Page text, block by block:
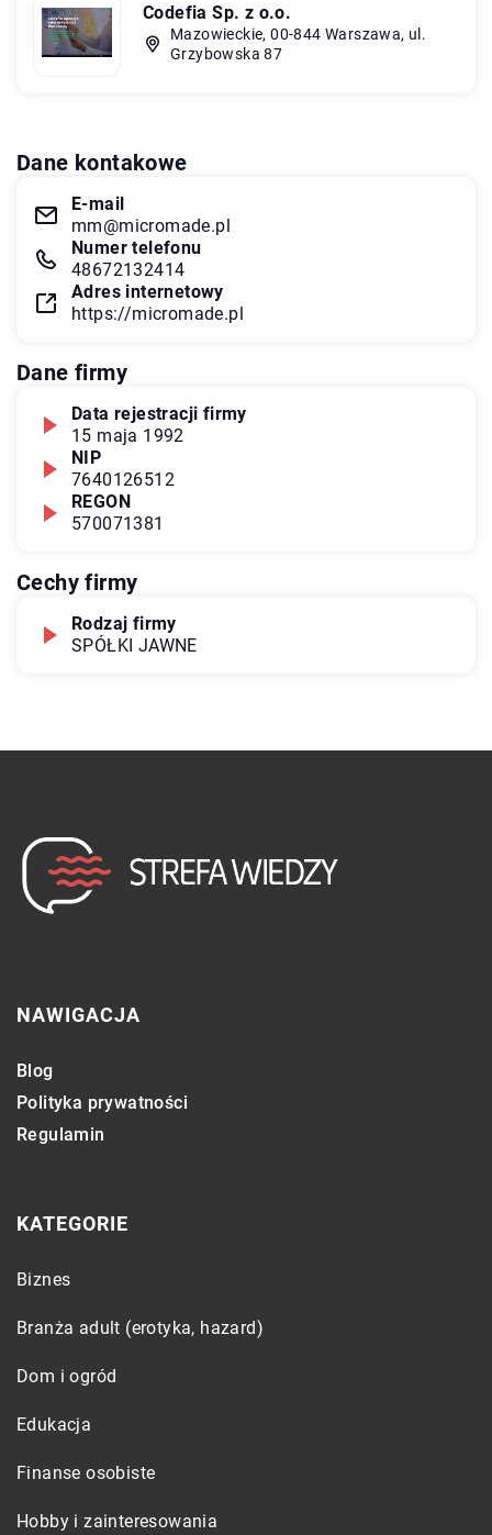
Codefia Sp. z o.o.
Mazowieckie, 00-844 Warszawa, ul.
Grzybowska 87
Dane kontakowe
E-mail
mm@micromade.pl
Numer telefonu
48672132414
Adres internetowy
https://micromade.pl
Dane firmy
Data rejestracji firmy
15 maja 1992
NIP
7640126512
REGON
570071381
Cechy firmy
Rodzaj firmy
SPÓŁKI JAWNE
NAWIGACJA
Blog
Polityka prywatności
Regulamin
KATEGORIE
Biznes
Branża adult (erotyka, hazard)
Dom i ogród
Edukacja
Finanse osobiste
Hobby i zainteresowania